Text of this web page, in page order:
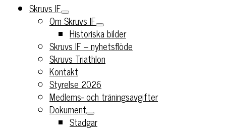
Skruvs IF
Om Skruvs IF
Historiska bilder
Skruvs IF – nyhetsflöde
Skruvs Triathlon
Kontakt
Styrelse 2026
Medlems- och träningsavgifter
Dokument
Stadgar